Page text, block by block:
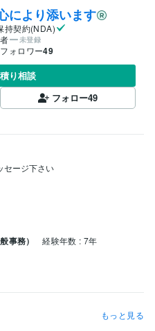
により添います
持契約(NDA)
未登録
フォロワー49
り相談
フォロー49
セージ下さい
事務） 経験年数 : 7年
ー・コーチ
年
もっと見る